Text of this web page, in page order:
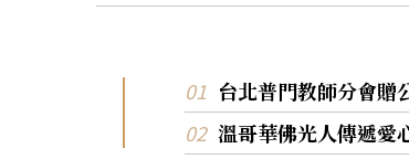
台北普門教師分會
溫哥華佛光人傳遞